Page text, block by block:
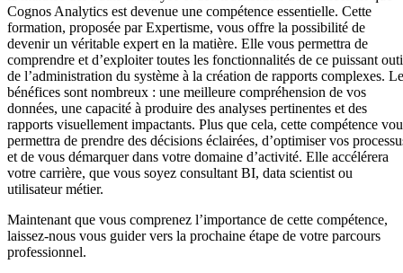
Cognos Analytics est devenue une compétence essentielle. Cette
formation, proposée par Expertisme, vous offre la possibilité de
devenir un véritable expert en la matière. Elle vous permettra de
comprendre et d’exploiter toutes les fonctionnalités de ce puissant
de l’administration du système à la création de rapports complexes.
bénéfices sont nombreux : une meilleure compréhension de vos
données, une capacité à produire des analyses pertinentes et des
rapports visuellement impactants. Plus que cela, cette compétence
permettra de prendre des décisions éclairées, d’optimiser vos
et de vous démarquer dans votre domaine d’activité. Elle accélérera
votre carrière, que vous soyez consultant BI, data scientist ou
utilisateur métier.
Maintenant que vous comprenez l’importance de cette compétence,
laissez-nous vous guider vers la prochaine étape de votre parcours
professionnel.